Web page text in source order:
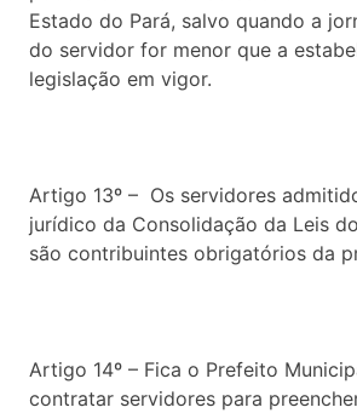
Estado do Pará, salvo quando a
do servidor for menor que a
legislação em vigor.
Artigo 13º – Os servidores
jurídico da Consolidação da Leis
são contribuintes obrigatórios da
Artigo 14º – Fica o Prefeito
contratar servidores para